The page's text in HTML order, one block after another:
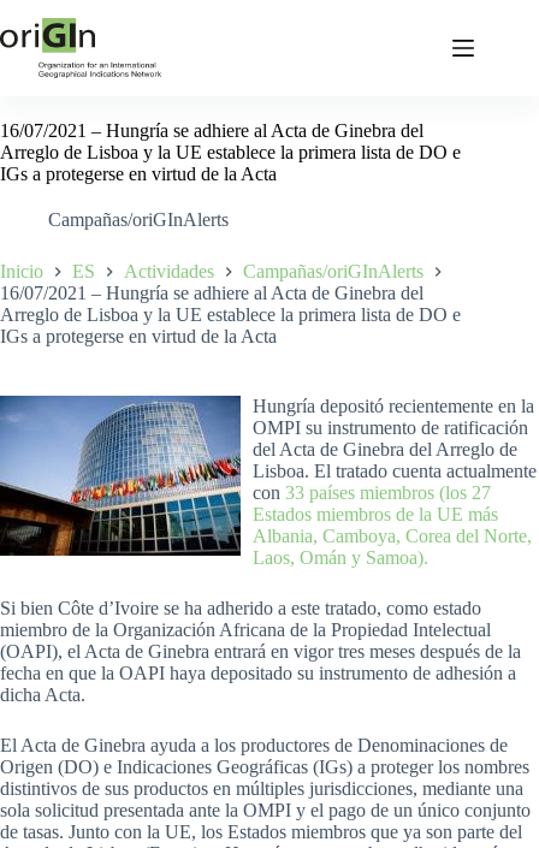
16/07/2021 – Hungría se adhiere al Acta de Ginebra del
Arreglo de Lisboa y la UE establece la primera lista de DO e
IGs a protegerse en virtud de la Acta
Campañas/oriGInAlerts
Inicio ES Actividades
Campañas/oriGInAlerts
16/07/2021 – Hungría se adhiere al Acta de Ginebra del
Arreglo de Lisboa y la UE establece la primera lista de DO e
IGs a protegerse en virtud de la Acta
Hungría depositó recientemente en la
OMPI su instrumento de ratificación
del Acta de Ginebra del Arreglo de
Lisboa. El tratado cuenta actualmente
con 33 países miembros (los 27
Estados miembros de la UE más
Albania, Camboya, Corea del Norte,
Laos, Omán y Samoa).
Si bien Côte d’Ivoire se ha adherido a este tratado, como estado
miembro de la Organización Africana de la Propiedad Intelectual
(OAPI), el Acta de Ginebra entrará en vigor tres meses después de la
fecha en que la OAPI haya depositado su instrumento de adhesión a
dicha Acta.
El Acta de Ginebra ayuda a los productores de Denominaciones de
Origen (DO) e Indicaciones Geográficas (IGs) a proteger los nombres
distintivos de sus productos en múltiples jurisdicciones, mediante una
sola solicitud presentada ante la OMPI y el pago de un único conjunto
de tasas. Junto con la UE, los Estados miembros que ya son parte del